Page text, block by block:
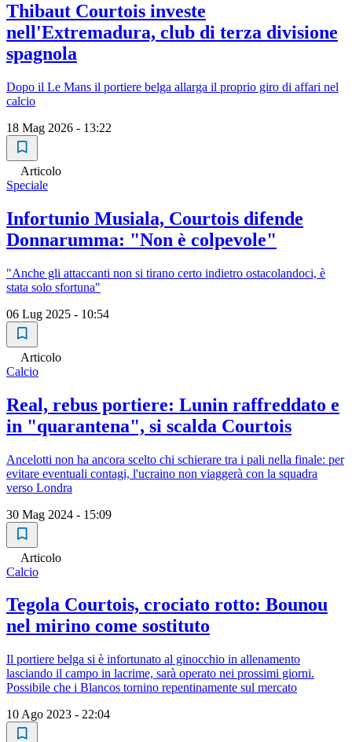
Thibaut Courtois investe
nell'Extremadura, club di terza divisione
spagnola
Dopo il Le Mans il portiere belga allarga il proprio giro di affari nel
calcio
18 Mag 2026 - 13:22
Articolo
Speciale
Infortunio Musiala, Courtois difende
Donnarumma: "Non è colpevole"
"Anche gli attaccanti non si tirano certo indietro ostacolandoci, è
stata solo sfortuna"
06 Lug 2025 - 10:54
Articolo
Calcio
Real, rebus portiere: Lunin raffreddato e
in "quarantena", si scalda Courtois
Ancelotti non ha ancora scelto chi schierare tra i pali nella finale: per
evitare eventuali contagi, l'ucraino non viaggerà con la squadra
verso Londra
30 Mag 2024 - 15:09
Articolo
Calcio
Tegola Courtois, crociato rotto: Bounou
nel mirino come sostituto
Il portiere belga si è infortunato al ginocchio in allenamento
lasciando il campo in lacrime, sarà operato nei prossimi giorni.
Possibile che i Blancos tornino repentinamente sul mercato
10 Ago 2023 - 22:04